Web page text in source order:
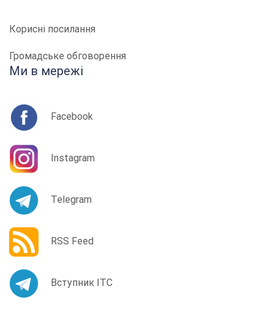
Корисні посилання
Громадське обговорення
Ми в мережі
Facebook
Instagram
Telegram
RSS Feed
Вступник ІТС